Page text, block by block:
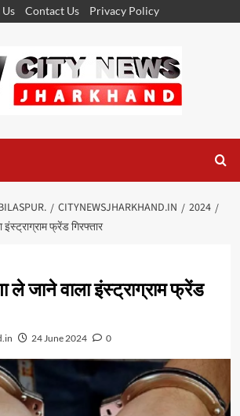
Contact Us Privacy Policy
CITYNEWSJHARKHAND.IN
2024
इंस्ट्राग्राम फ्रेंड गिरफ्तार
ले जाने वाला इंस्ट्राग्राम फ्रेंड
24 June 2024 0